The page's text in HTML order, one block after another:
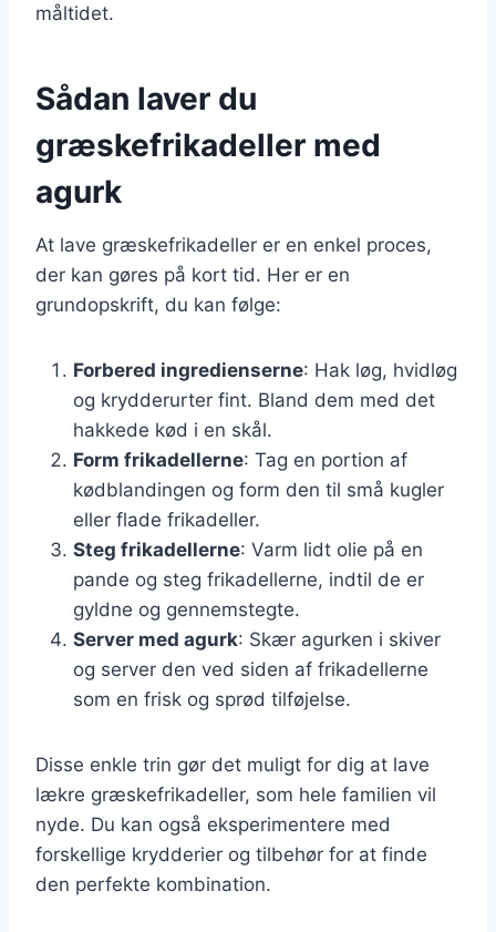
måltidet.
Sådan laver du
græskefrikadeller med
agurk
At lave græskefrikadeller er en enkel proces,
der kan gøres på kort tid. Her er en
grundopskrift, du kan følge:
Forbered ingredienserne: Hak løg, hvidløg
og krydderurter fint. Bland dem med det
hakkede kød i en skål.
Form frikadellerne: Tag en portion af
kødblandingen og form den til små kugler
eller flade frikadeller.
Steg frikadellerne: Varm lidt olie på en
pande og steg frikadellerne, indtil de er
gyldne og gennemstegte.
Server med agurk: Skær agurken i skiver
og server den ved siden af frikadellerne
som en frisk og sprød tilføjelse.
Disse enkle trin gør det muligt for dig at lave
lækre græskefrikadeller, som hele familien vil
nyde. Du kan også eksperimentere med
forskellige krydderier og tilbehør for at finde
den perfekte kombination.